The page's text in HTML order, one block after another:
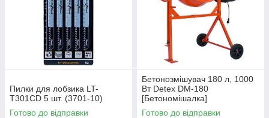
Пилки для лобзика LT-
T301CD 5 шт. (3701-10)
Готово до відправки
Бетонозмішувач 180 л, 1000
Вт Detex DM-180
[Бетономішалка]
Готово до відправки